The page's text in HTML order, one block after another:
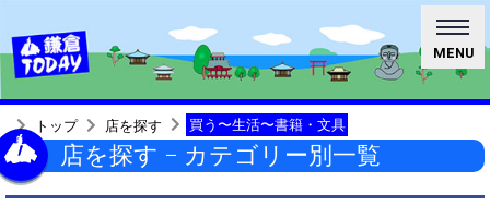
MENU
トップ 店を探す 買う〜生活〜書籍・文具
店を探す − カテゴリー別一覧